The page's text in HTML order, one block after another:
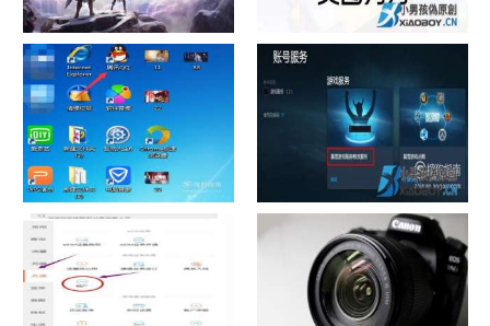
chrome数据转移 怎样给照片换背景
如何看认识QQ好友具体多少天
了
战网怎么修改昵称？